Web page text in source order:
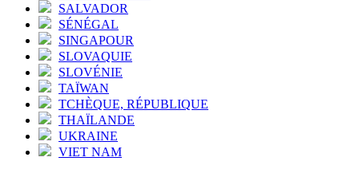
SALVADOR
SÉNÉGAL
SINGAPOUR
SLOVAQUIE
SLOVÉNIE
TAÏWAN
TCHÈQUE, RÉPUBLIQUE
THAÏLANDE
UKRAINE
VIET NAM